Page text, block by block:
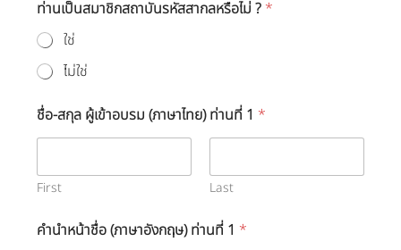
ท่านเป็นสมาชิกสถาบันรหัสสากลหรือไม่ ? *
ใช่
ไม่ใช่
ชื่อ-สกุล ผู้เข้าอบรม (ภาษาไทย) ท่านที่ 1 *
First Last
คำนำหน้าชื่อ (ภาษาอังกฤษ) ท่านที่ 1 *